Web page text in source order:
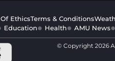
EthicsTerms & Conditions
Education Health AMU News
© Copyright 2026